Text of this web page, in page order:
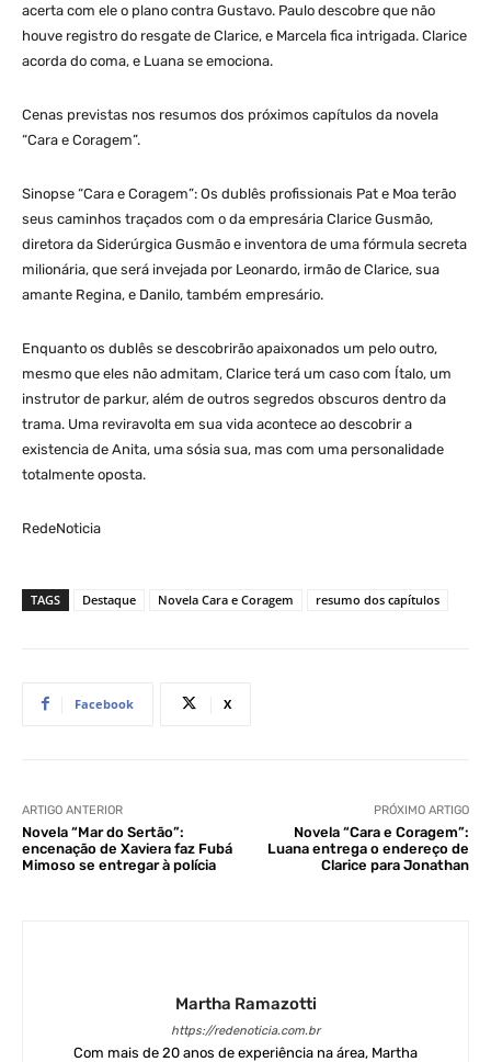
acerta com ele o plano contra Gustavo. Paulo descobre que não
houve registro do resgate de Clarice, e Marcela fica intrigada. Clarice
acorda do coma, e Luana se emociona.
Cenas previstas nos resumos dos próximos capítulos da novela
“Cara e Coragem”.
Sinopse “Cara e Coragem”: Os dublês profissionais Pat e Moa terão
seus caminhos traçados com o da empresária Clarice Gusmão,
diretora da Siderúrgica Gusmão e inventora de uma fórmula secreta
milionária, que será invejada por Leonardo, irmão de Clarice, sua
amante Regina, e Danilo, também empresário.
Enquanto os dublês se descobrirão apaixonados um pelo outro,
mesmo que eles não admitam, Clarice terá um caso com Ítalo, um
instrutor de parkur, além de outros segredos obscuros dentro da
trama. Uma reviravolta em sua vida acontece ao descobrir a
existencia de Anita, uma sósia sua, mas com uma personalidade
totalmente oposta.
RedeNoticia
TAGS Destaque Novela Cara e Coragem resumo dos capítulos
Facebook X
ARTIGO ANTERIOR
Novela “Mar do Sertão”:
encenação de Xaviera faz Fubá
Mimoso se entregar à polícia
PRÓXIMO ARTIGO
Novela “Cara e Coragem”:
Luana entrega o endereço de
Clarice para Jonathan
Martha Ramazotti
https://redenoticia.com.br
Com mais de 20 anos de experiência na área, Martha